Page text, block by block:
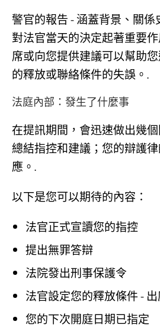
警官的報告 - 涵蓋背景、關
對法官當天的決定起著重要
席或向您提供建議可以幫助
的釋放或聯絡條件的失誤。.
法庭內部：發生了什麼事
在提訊期間，會迅速做出幾
總結指控和建議；您的辯護
應。.
以下是您可以期待的內容：
法官正式宣讀您的指控
提出無罪答辯
法院發出刑事保護令
法官設定您的釋放條件 -
您的下次開庭日期已指定